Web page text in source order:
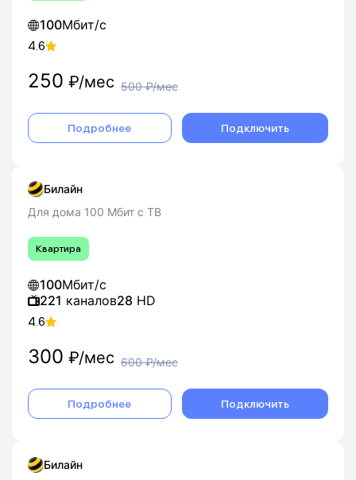
100Мбит/с
4.6
250 ₽/мес 500₽/мес
Подробнее Подключить
Билайн
Для дома 100 Мбит с ТВ
Квартира
100Мбит/с
221 каналов28 HD
4.6
300 ₽/мес 600₽/мес
Подробнее Подключить
Билайн